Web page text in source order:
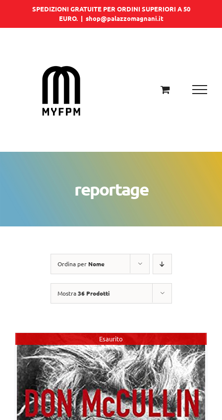
SPEDIZIONI GRATUITE PER ORDINI SUPERIORI A 50
EURO. | shop@palazzomagnani.it
reportage
Ordina per Nome
Mostra36 Prodotti
Esaurito